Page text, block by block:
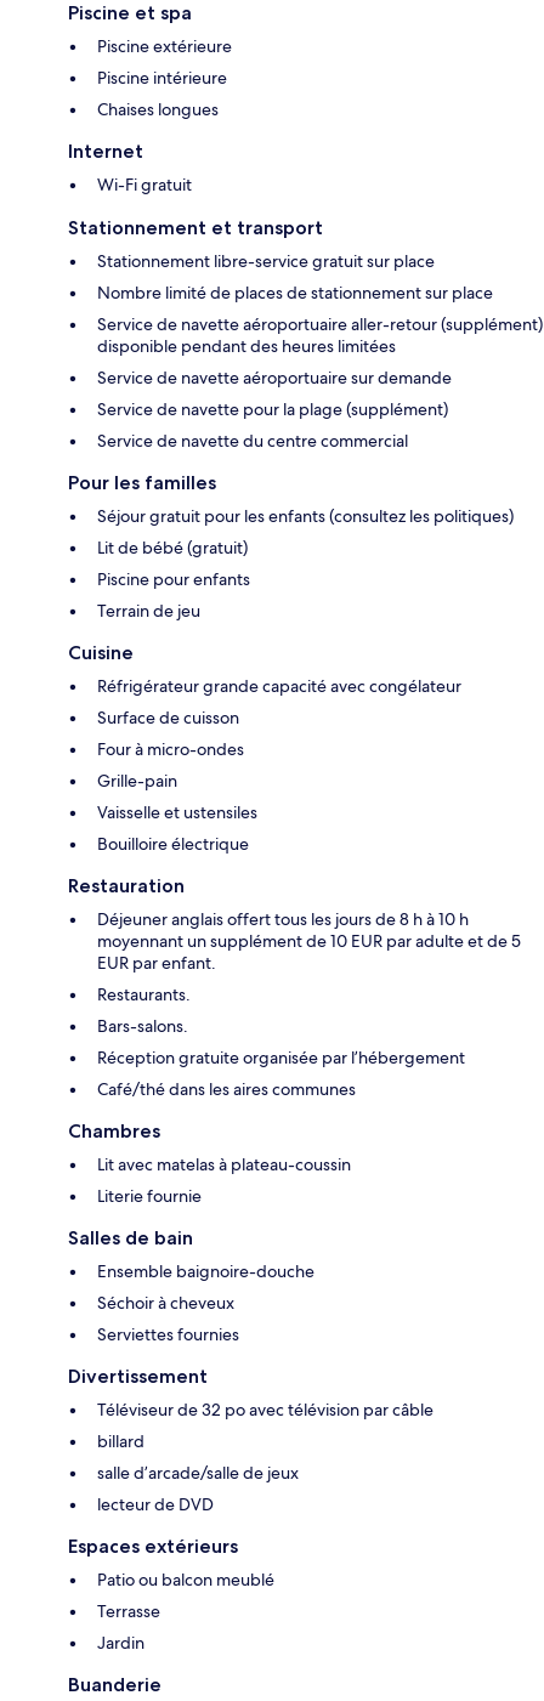
Piscine et spa
Piscine extérieure
Piscine intérieure
Chaises longues
Internet
Wi-Fi gratuit
Stationnement et transport
Stationnement libre-service gratuit sur place
Nombre limité de places de stationnement sur place
Service de navette aéroportuaire aller-retour (supplément)
disponible pendant des heures limitées
Service de navette aéroportuaire sur demande
Service de navette pour la plage (supplément)
Service de navette du centre commercial
Pour les familles
Séjour gratuit pour les enfants (consultez les politiques)
Lit de bébé (gratuit)
Piscine pour enfants
Terrain de jeu
Cuisine
Réfrigérateur grande capacité avec congélateur
Surface de cuisson
Four à micro-ondes
Grille-pain
Vaisselle et ustensiles
Bouilloire électrique
Restauration
Déjeuner anglais offert tous les jours de 8 h à 10 h
moyennant un supplément de 10 EUR par adulte et de 5
EUR par enfant.
Restaurants.
Bars-salons.
Réception gratuite organisée par l’hébergement
Café/thé dans les aires communes
Chambres
Lit avec matelas à plateau-coussin
Literie fournie
Salles de bain
Ensemble baignoire-douche
Séchoir à cheveux
Serviettes fournies
Divertissement
Téléviseur de 32 po avec télévision par câble
billard
salle d’arcade/salle de jeux
lecteur de DVD
Espaces extérieurs
Patio ou balcon meublé
Terrasse
Jardin
Buanderie